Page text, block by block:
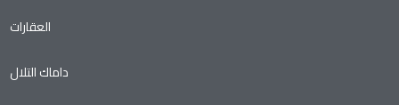
العقارات
داماك التلال